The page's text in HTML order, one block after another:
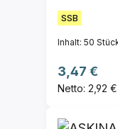
SSB
Inhalt: 50
Regulärer
3,47 €
Netto: 2,92 €